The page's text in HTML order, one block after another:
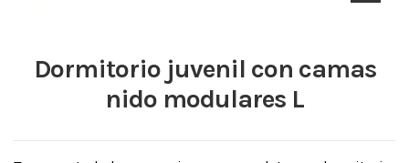
Dormitorio juvenil con camas
nido modulares L